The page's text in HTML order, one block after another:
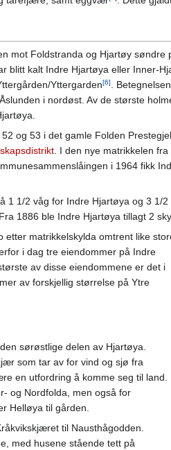
mot Foldstranda og Hjartøy
kalt Indre Hjartøya eller Inner-
Yttergarden[6].
i nordøst. Av de største
og 53 i det gamle Folden
. I den nye matrikkelen
i 1964 fikk
1/2 våg for Indre Hjartøya og 3 1/
1886 ble Indre Hjartøya tillagt 2
etter matrikkelskylda omtrent like
i dag tre eiendommer på Indre
av disse eiendommene er det i
av forskjellig størrelse på Ytre
sørøstlige delen av Hjartøya.
som tar av for vind og sjø fra
en utfordring å komme seg til land.
og Nordfolda, men også for
Helløya til gården.
til Nausthågodden.
med husene stående tett på